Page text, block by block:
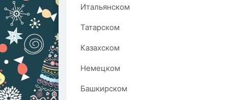
Итальянском
Татарском
Казахском
Немецком
Башкирском